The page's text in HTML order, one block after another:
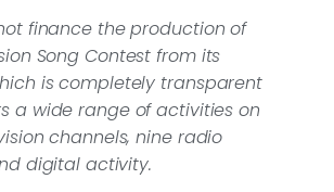
finance the production of
Song Contest from its
is completely transparent
a wide range of activities on
channels, nine radio
digital activity.